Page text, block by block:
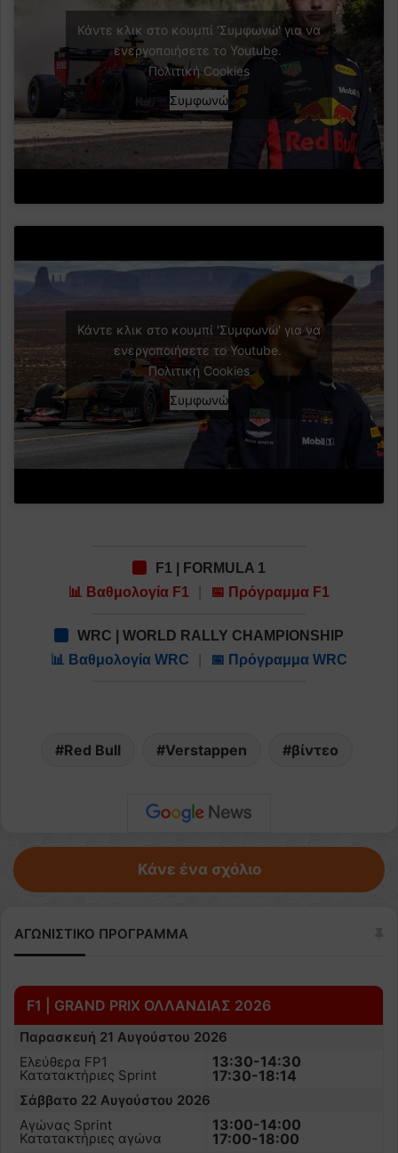
Κάντε κλικ στο κουμπί 'Συμφωνώ' για να
ενεργοποιήσετε το Youtube.
Πολιτική Cookies
Συμφωνώ
Κάντε κλικ στο κουμπί 'Συμφωνώ' για να
ενεργοποιήσετε το Youtube.
Πολιτική Cookies
Συμφωνώ
F1 | FORMULA 1
📊 Βαθμολογία F1
📅 Πρόγραμμα F1
WRC | WORLD RALLY CHAMPIONSHIP
📊 Βαθμολογία WRC
📅 Πρόγραμμα WRC
Red Bull Verstappen βίντεο
Κάνε ένα σχόλιο
ΑΓΩΝΙΣΤΙΚΟ ΠΡΟΓΡΑΜΜΑ
F1 | GRAND PRIX ΟΛΛΑΝΔΙΑΣ 2026
Παρασκευή 21 Αυγούστου 2026
Ελεύθερα FP1
Κατατακτήριες Sprint
13:30-14:30
17:30-18:14
Σάββατο 22 Αυγούστου 2026
Αγώνας Sprint
Κατατακτήριες αγώνα
13:00-14:00
17:00-18:00